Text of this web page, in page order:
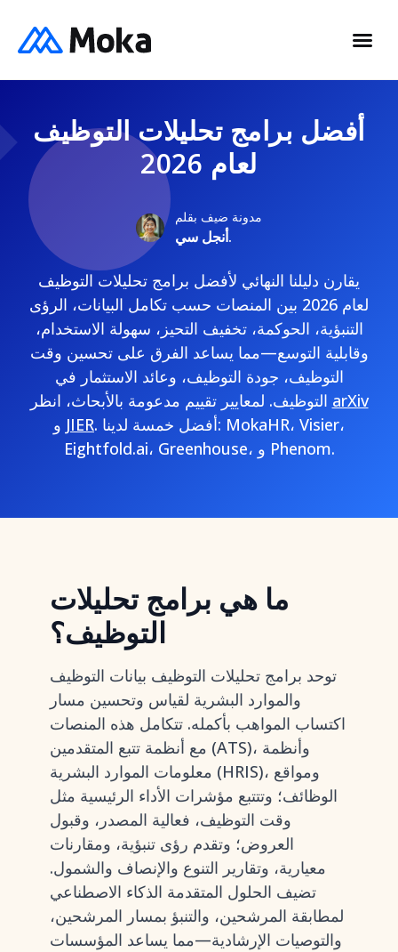
أفضل برامج تحليلات التوظيف
لعام 2026
مدونة ضيف بقلم
أنجل سي.
يقارن دليلنا النهائي لأفضل برامج تحليلات التوظيف
لعام 2026 بين المنصات حسب تكامل البيانات، الرؤى
التنبؤية، الحوكمة، تخفيف التحيز، سهولة الاستخدام،
وقابلية التوسع—مما يساعد الفرق على تحسين وقت
التوظيف، جودة التوظيف، وعائد الاستثمار في
arXiv
JIER. أفضل خمسة لدينا: MokaHR، Visier،
Eightfold.ai، Greenhouse، و Phenom.
ما هي برامج تحليلات
التوظيف؟
توحد برامج تحليلات التوظيف بيانات التوظيف
والموارد البشرية لقياس وتحسين مسار
اكتساب المواهب بأكمله. تتكامل هذه المنصات
مع أنظمة تتبع المتقدمين (ATS)، وأنظمة
معلومات الموارد البشرية (HRIS)، ومواقع
الوظائف؛ وتتتبع مؤشرات الأداء الرئيسية مثل
وقت التوظيف، فعالية المصدر، وقبول
العروض؛ وتقدم رؤى تنبؤية، ومقارنات
معيارية، وتقارير التنوع والإنصاف والشمول.
تضيف الحلول المتقدمة الذكاء الاصطناعي
لمطابقة المرشحين، والتنبؤ بمسار المرشحين،
والتوصيات الإرشادية—مما يساعد المؤسسات